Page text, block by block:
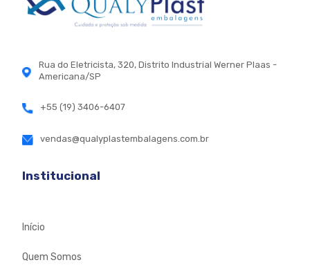
Rua do Eletricista, 320, Distrito Industrial Werner Plaas -
Americana/SP
+55 (19) 3406-6407
vendas@qualyplastembalagens.com.br
Institucional
Início
Quem Somos